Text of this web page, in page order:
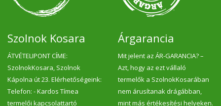
Szolnok Kosara
ÁTVÉTELIPONT CÍME:
SzolnokKosara, Szolnok
Kápolna út 23. Elérhetőségeink:
Telefon: - Kardos Tímea
termelői kapcsolattartó
Árgarancia
Mit jelent az ÁR-GARANCIA? –
Azt, hogy az ezt vállaló
termelők a SzolnokKosarában
nem árusítanak drágábban,
mint más értékesítési helyeken.